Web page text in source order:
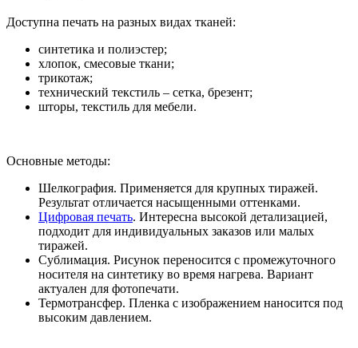
Доступна печать на разных видах тканей:
синтетика и полиэстер;
хлопок, смесовые ткани;
трикотаж;
технический текстиль – сетка, брезент;
шторы, текстиль для мебели.
Основные методы:
Шелкография. Применяется для крупных тиражей.
Результат отличается насыщенными оттенками.
Цифровая печать. Интересна высокой детализацией,
подходит для индивидуальных заказов или малых
тиражей.
Сублимация. Рисунок переносится с промежуточного
носителя на синтетику во время нагрева. Вариант
актуален для фотопечати.
Термотрансфер. Пленка с изображением наносится под
высоким давлением.